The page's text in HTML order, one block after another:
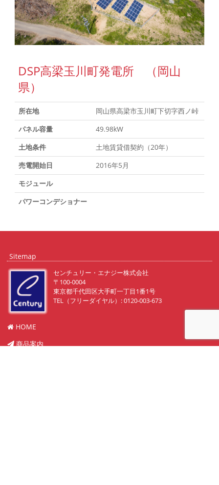
DSP高梁玉川町発電所 （岡山
県）
所在地
岡山県高梁市玉川町下切字西ノ峠
パネル容量
49.98kW
土地条件
土地賃貸借契約（20年）
売電開始日
2016年5月
モジュール
パワーコンデショナー
Sitemap
センチュリー・エナジー株式会社
〒100-0004
東京都千代田区大手町一丁目1番1号
TEL（フリーダイヤル）: 0120-003-673
HOME
商品案内